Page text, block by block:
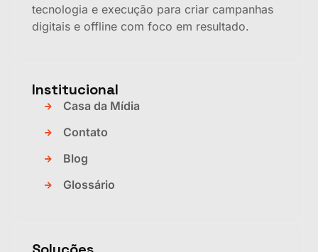
tecnologia e execução para criar campanhas
digitais e offline com foco em resultado.
Institucional
Casa da Mídia
Contato
Blog
Glossário